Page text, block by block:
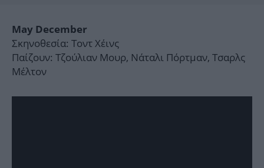
May December
Σκηνοθεσία: Τοντ Χέινς
Παίζουν: Τζούλιαν Μουρ, Νάταλι Πόρτμαν, Τσαρλς
Μέλτον